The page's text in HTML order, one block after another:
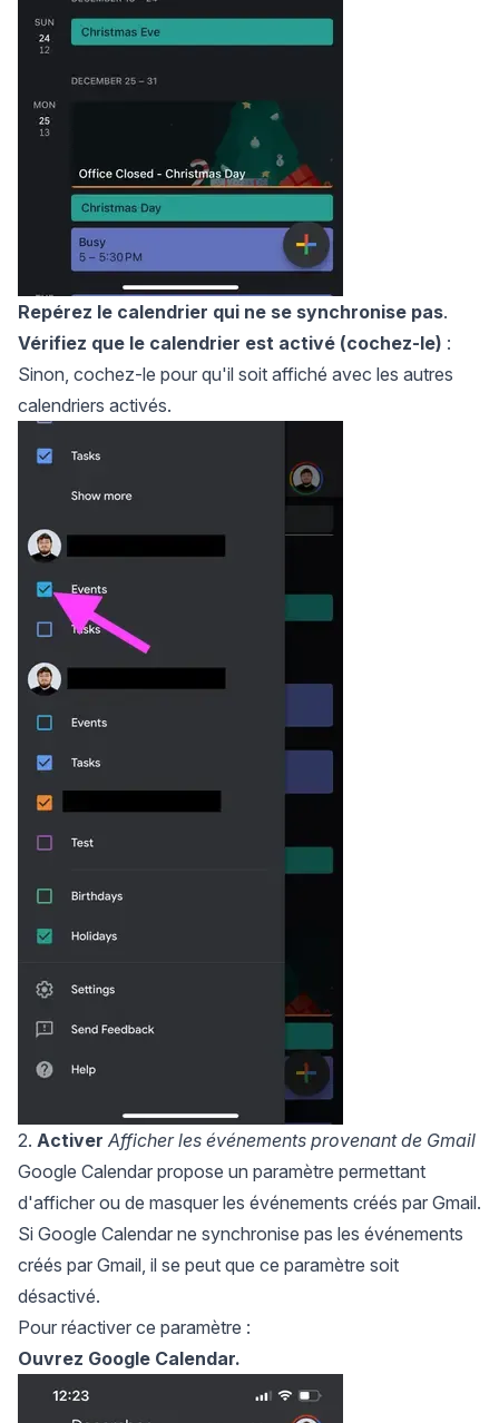
Repérez le calendrier qui ne se synchronise pas.
Vérifiez que le calendrier est activé (cochez-le) :
Sinon, cochez-le pour qu'il soit affiché avec les autres
calendriers activés.
2. Activer Afficher les événements provenant de Gmail
Google Calendar propose un paramètre permettant
d'afficher ou de masquer les événements créés par Gmail.
Si Google Calendar ne synchronise pas les événements
créés par Gmail, il se peut que ce paramètre soit
désactivé.
Pour réactiver ce paramètre :
Ouvrez Google Calendar.